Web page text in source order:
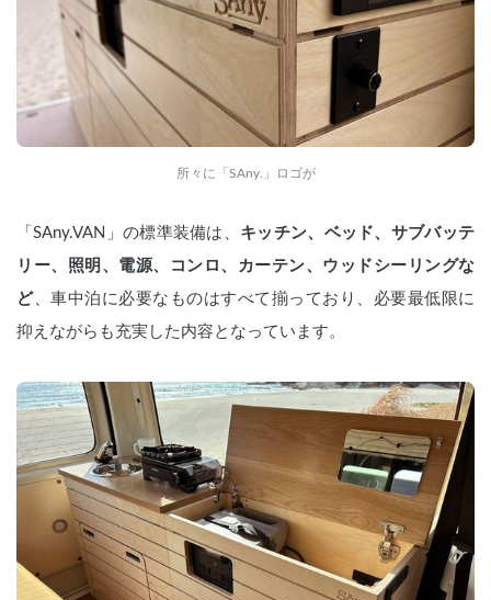
所々に「SAny.」ロゴが
「SAny.VAN」の標準装備は、 キッチン、ベッド、サブバッテ
リー、照明、電源、コンロ、カーテン、ウッドシーリングな
ど、車中泊に必要なものはすべて揃っており、必要最低限に
抑えながらも充実した内容となっています。